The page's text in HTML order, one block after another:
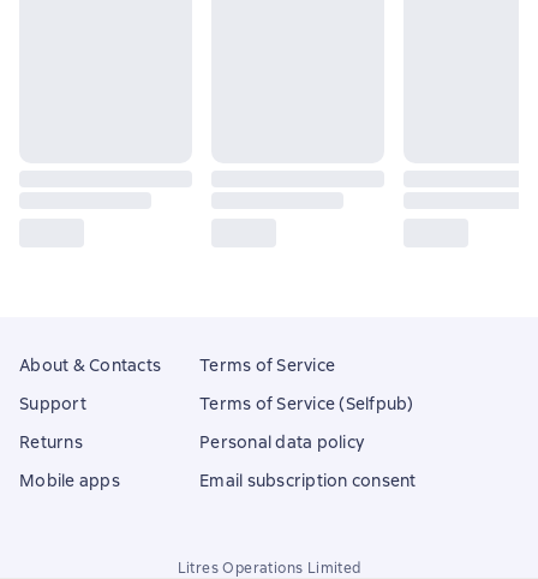
About & Contacts
Support
Returns
Mobile apps
Terms of Service
Terms of Service (Selfpub)
Personal data policy
Email subscription consent
Litres Operations Limited